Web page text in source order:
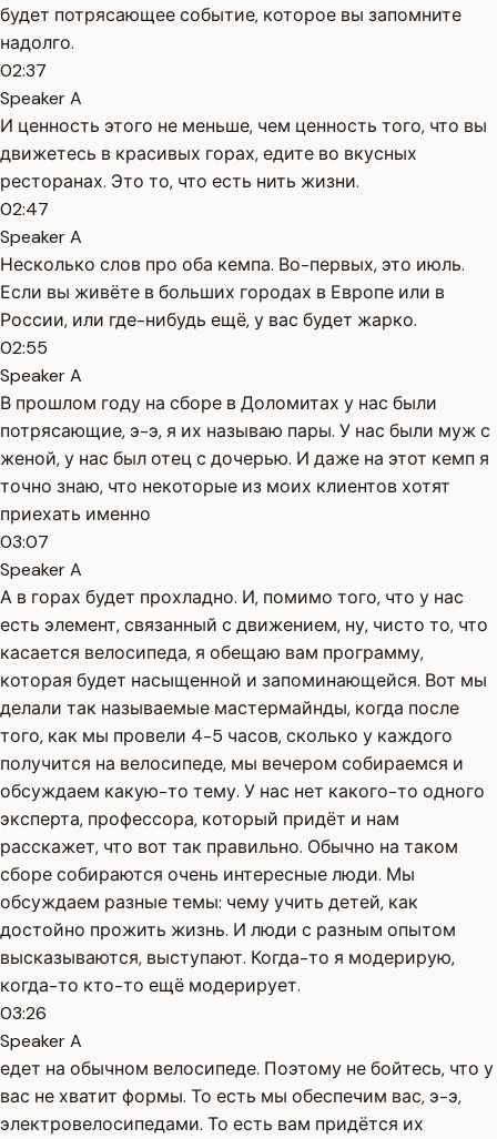
будет потрясающее событие, которое вы запомните
надолго.
02:37
Speaker A
И ценность этого не меньше, чем ценность того, что вы
движетесь в красивых горах, едите во вкусных
ресторанах. Это то, что есть нить жизни.
02:47
Speaker A
Несколько слов про оба кемпа. Во-первых, это июль.
Если вы живёте в больших городах в Европе или в
России, или где-нибудь ещё, у вас будет жарко.
02:55
Speaker A
В прошлом году на сборе в Доломитах у нас были
потрясающие, э-э, я их называю пары. У нас были муж с
женой, у нас был отец с дочерью. И даже на этот кемп я
точно знаю, что некоторые из моих клиентов хотят
приехать именно
03:07
Speaker A
А в горах будет прохладно. И, помимо того, что у нас
есть элемент, связанный с движением, ну, чисто то, что
касается велосипеда, я обещаю вам программу,
которая будет насыщенной и запоминающейся. Вот мы
делали так называемые мастермайнды, когда после
того, как мы провели 4-5 часов, сколько у каждого
получится на велосипеде, мы вечером собираемся и
обсуждаем какую-то тему. У нас нет какого-то одного
эксперта, профессора, который придёт и нам
расскажет, что вот так правильно. Обычно на таком
сборе собираются очень интересные люди. Мы
обсуждаем разные темы: чему учить детей, как
достойно прожить жизнь. И люди с разным опытом
высказываются, выступают. Когда-то я модерирую,
когда-то кто-то ещё модерирует.
03:26
Speaker A
едет на обычном велосипеде. Поэтому не бойтесь, что у
вас не хватит формы. То есть мы обеспечим вас, э-э,
электровелосипедами. То есть вам придётся их